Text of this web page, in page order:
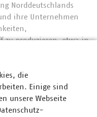
Norddeutschlands
ihre Unternehmen
zu produzieren, etwa in
Energien.
selbst nutzen, etwa
schweren
sind hierbei die
vor Ort wie die Gas-
die
Einige sind
unsere Webseite